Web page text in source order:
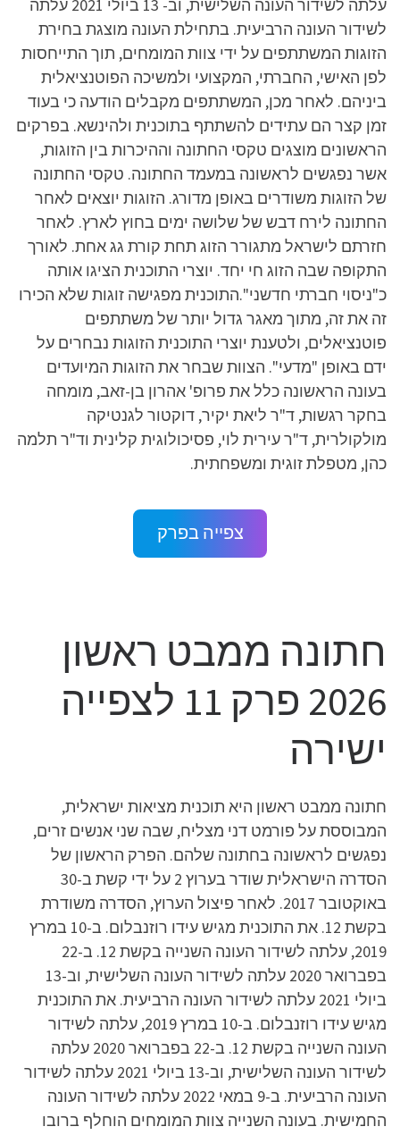
עלתה לשידור העונה השלישית, וב- 13 ביולי 2021 עלתה
לשידור העונה הרביעית. בתחילת העונה מוצגת בחירת
הזוגות המשתתפים על ידי צוות המומחים, תוך התייחסות
לפן האישי, החברתי, המקצועי ולמשיכה הפוטנציאלית
ביניהם. לאחר מכן, המשתתפים מקבלים הודעה כי בעוד
זמן קצר הם עתידים להשתתף בתוכנית ולהינשא. בפרקים
הראשונים מוצגים טקסי החתונה וההיכרות בין הזוגות,
אשר נפגשים לראשונה במעמד החתונה. טקסי החתונה
של הזוגות משודרים באופן מדורג. הזוגות יוצאים לאחר
החתונה לירח דבש של שלושה ימים בחוץ לארץ. לאחר
חזרתם לישראל מתגורר הזוג תחת קורת גג אחת. לאורך
התקופה שבה הזוג חי יחד. יוצרי התוכנית הציגו אותה
כ"ניסוי חברתי חדשני".התוכנית מפגישה זוגות שלא הכירו
זה את זה, מתוך מאגר גדול יותר של משתתפים
פוטנציאלים, ולטענת יוצרי התוכנית הזוגות נבחרים על
ידם באופן "מדעי". הצוות שבחר את הזוגות המיועדים
בעונה הראשונה כלל את פרופ' אהרון בן-זאב, מומחה
בחקר רגשות, ד"ר ליאת יקיר, דוקטור לגנטיקה
מולקולרית, ד"ר עירית לוי, פסיכולוגית קלינית וד"ר תלמה
כהן, מטפלת זוגית ומשפחתית.
צפייה בפרק
חתונה ממבט ראשון
2026 פרק 11 לצפייה
ישירה
חתונה ממבט ראשון היא תוכנית מציאות ישראלית,
המבוססת על פורמט דני מצליח, שבה שני אנשים זרים,
נפגשים לראשונה בחתונה שלהם. הפרק הראשון של
הסדרה הישראלית שודר בערוץ 2 על ידי קשת ב-30
באוקטובר 2017. לאחר פיצול הערוץ, הסדרה משודרת
בקשת 12. את התוכנית מגיש עידו רוזנבלום. ב-10 במרץ
2019, עלתה לשידור העונה השנייה בקשת 12. ב-22
בפברואר 2020 עלתה לשידור העונה השלישית, וב-13
ביולי 2021 עלתה לשידור העונה הרביעית. את התוכנית
מגיש עידו רוזנבלום. ב-10 במרץ 2019, עלתה לשידור
העונה השנייה בקשת 12. ב-22 בפברואר 2020 עלתה
לשידור העונה השלישית, וב-13 ביולי 2021 עלתה לשידור
העונה הרביעית. ב-9 במאי 2022 עלתה לשידור העונה
החמישית. בעונה השנייה צוות המומחים הוחלף ברובו